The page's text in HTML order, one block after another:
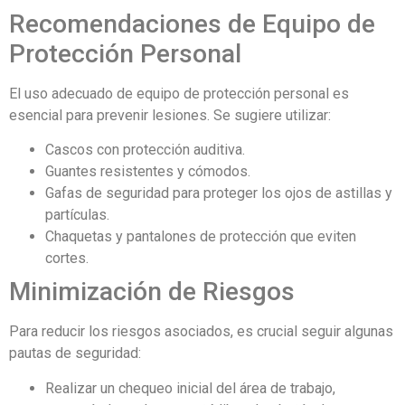
Recomendaciones de Equipo de
Protección Personal
El uso adecuado de equipo de protección personal es
esencial para prevenir lesiones. Se sugiere utilizar:
Cascos con protección auditiva.
Guantes resistentes y cómodos.
Gafas de seguridad para proteger los ojos de astillas y
partículas.
Chaquetas y pantalones de protección que eviten
cortes.
Minimización de Riesgos
Para reducir los riesgos asociados, es crucial seguir algunas
pautas de seguridad:
Realizar un chequeo inicial del área de trabajo,